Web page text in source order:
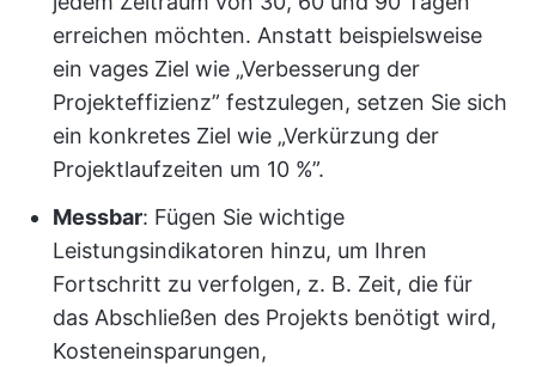
erreichen möchten. Anstatt beispielsweise
ein vages Ziel wie „Verbesserung der
Projekteffizienz” festzulegen, setzen Sie sich
ein konkretes Ziel wie „Verkürzung der
Projektlaufzeiten um 10 %”.
Messbar: Fügen Sie wichtige
Leistungsindikatoren hinzu, um Ihren
Fortschritt zu verfolgen, z. B. Zeit, die für
das Abschließen des Projekts benötigt wird,
Kosteneinsparungen,